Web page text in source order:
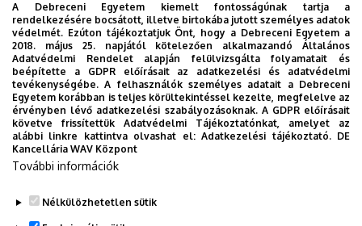
A Debreceni Egyetem kiemelt fontosságúnak tartja a
rendelkezésére bocsátott, illetve birtokába jutott személyes adatok
védelmét. Ezúton tájékoztatjuk Önt, hogy a Debreceni Egyetem a
2018. május 25. napjától kötelezően alkalmazandó Általános
Adatvédelmi Rendelet alapján felülvizsgálta folyamatait és
beépítette a GDPR előírásait az adatkezelési és adatvédelmi
tevékenységébe. A felhasználók személyes adatait a Debreceni
Egyetem korábban is teljes körültekintéssel kezelte, megfelelve az
érvényben lévő adatkezelési szabályozásoknak. A GDPR előírásait
követve frissítettük Adatvédelmi Tájékoztatónkat, amelyet az
alábbi linkre kattintva olvashat el:Adatkezelési tájékoztató. DE
Kancellária WAV Központ
További információk
Nélkülözhetetlen sütik